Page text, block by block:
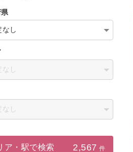
なし
し
し
ア・駅で検索 2,567 件